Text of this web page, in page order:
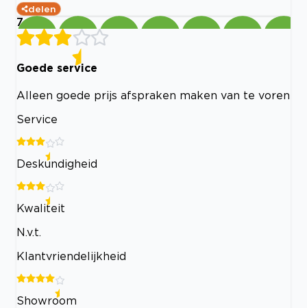
delen
7
Goede service
Alleen goede prijs afspraken maken van te voren
Service
Deskundigheid
Kwaliteit
N.v.t.
Klantvriendelijkheid
Showroom